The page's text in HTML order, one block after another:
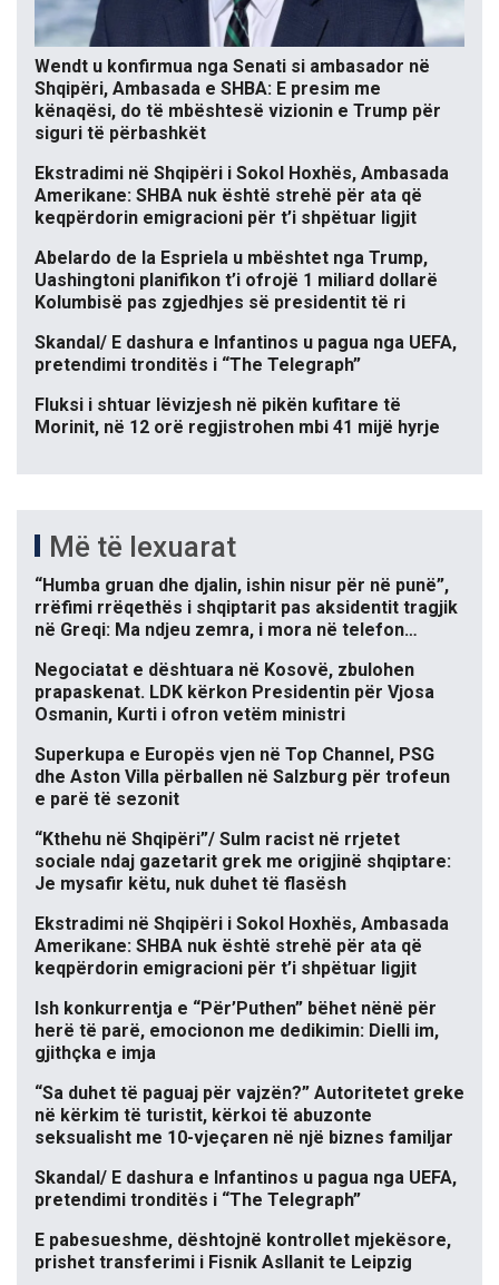
Wendt u konfirmua nga Senati si ambasador në
Shqipëri, Ambasada e SHBA: E presim me
kënaqësi, do të mbështesë vizionin e Trump për
siguri të përbashkët
Ekstradimi në Shqipëri i Sokol Hoxhës, Ambasada
Amerikane: SHBA nuk është strehë për ata që
keqpërdorin emigracioni për t’i shpëtuar ligjit
Abelardo de la Espriela u mbështet nga Trump,
Uashingtoni planifikon t’i ofrojë 1 miliard dollarë
Kolumbisë pas zgjedhjes së presidentit të ri
Skandal/ E dashura e Infantinos u pagua nga UEFA,
pretendimi tronditës i “The Telegraph”
Fluksi i shtuar lëvizjesh në pikën kufitare të
Morinit, në 12 orë regjistrohen mbi 41 mijë hyrje
Më të lexuarat
“Humba gruan dhe djalin, ishin nisur për në punë”,
rrëfimi rrëqethës i shqiptarit pas aksidentit tragjik
në Greqi: Ma ndjeu zemra, i mora në telefon…
Negociatat e dështuara në Kosovë, zbulohen
prapaskenat. LDK kërkon Presidentin për Vjosa
Osmanin, Kurti i ofron vetëm ministri
Superkupa e Europës vjen në Top Channel, PSG
dhe Aston Villa përballen në Salzburg për trofeun
e parë të sezonit
“Kthehu në Shqipëri”/ Sulm racist në rrjetet
sociale ndaj gazetarit grek me origjinë shqiptare:
Je mysafir këtu, nuk duhet të flasësh
Ekstradimi në Shqipëri i Sokol Hoxhës, Ambasada
Amerikane: SHBA nuk është strehë për ata që
keqpërdorin emigracioni për t’i shpëtuar ligjit
Ish konkurrentja e “Për’Puthen” bëhet nënë për
herë të parë, emocionon me dedikimin: Dielli im,
gjithçka e imja
“Sa duhet të paguaj për vajzën?” Autoritetet greke
në kërkim të turistit, kërkoi të abuzonte
seksualisht me 10-vjeçaren në një biznes familjar
Skandal/ E dashura e Infantinos u pagua nga UEFA,
pretendimi tronditës i “The Telegraph”
E pabesueshme, dështojnë kontrollet mjekësore,
prishet transferimi i Fisnik Asllanit te Leipzig